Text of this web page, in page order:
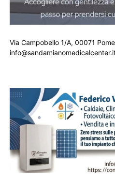
Via Campobello 1/A, 00071